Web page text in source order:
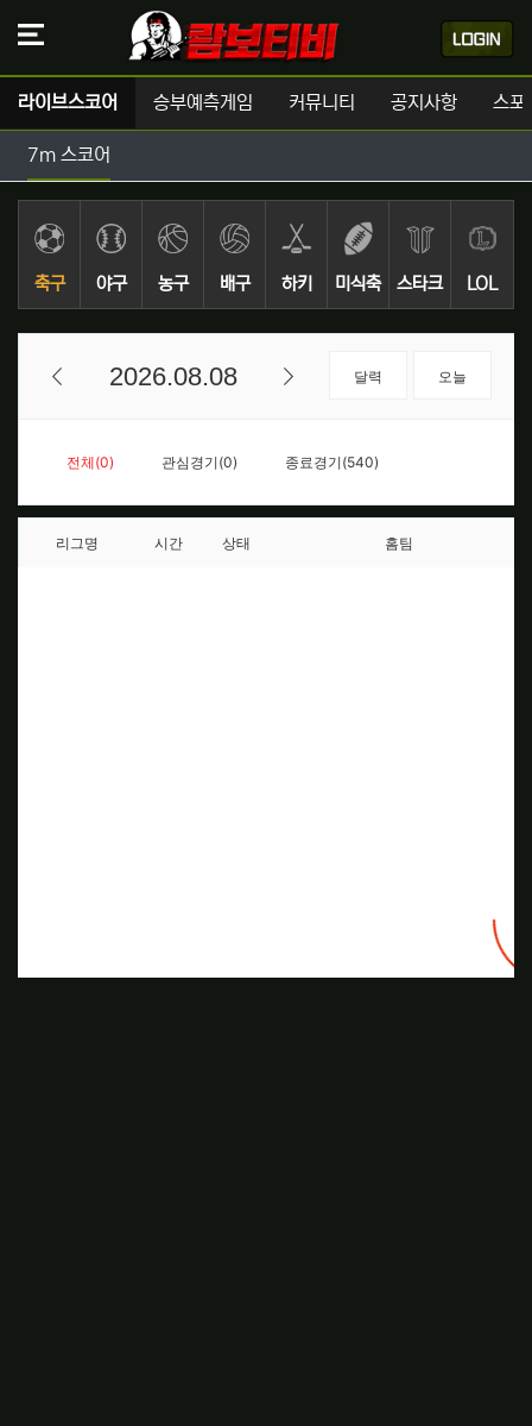
라이브스코어 승부예측게임 커뮤니티 공지사항 스포
7m 스코어
축구 야구 농구 배구 하키 미식축 스타크 LOL